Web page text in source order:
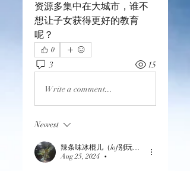
资源多集中在大城市，谁不
想让子女获得更好的教育
呢？
0
3 15
Write a comment...
Newest
辣条味冰棍儿（lof别玩了要氪金的）
Aug 25, 2024
•